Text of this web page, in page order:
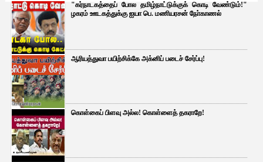
"கர்நாடகத்தைப் போல தமிழ்நாட்டுக்குக் கொடி வேண்டும்!"
ழகரம் ஊடகத்துக்கு ஐயா பெ. மணியரசன் நோ்காணல்
ஆரியத்துவா பயிற்சிக்கே அக்னிப் படைச் சேர்ப்பு!
கொள்கைப் பிளவு அல்ல! கொள்ளைத் தகராறே!